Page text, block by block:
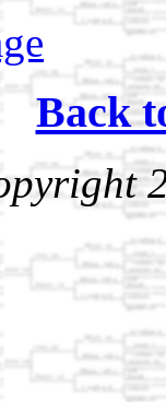
Back